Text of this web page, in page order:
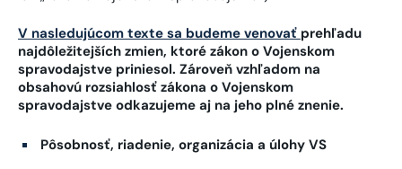
V nasledujúcom texte sa budeme venovať prehľadu
najdôležitejších zmien, ktoré zákon o Vojenskom
spravodajstve priniesol. Zároveň vzhľadom na
obsahovú rozsiahlosť zákona o Vojenskom
spravodajstve odkazujeme aj na jeho plné znenie.
Pôsobnosť, riadenie, organizácia a úlohy VS